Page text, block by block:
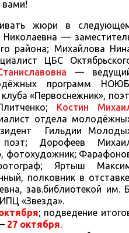
вами!
жюри в
Николаевна —
района; Михайлова
ЦБС
—
программ
«Первоснежник»,
Костин
отдела
Гильдии
поэт; Дорофеев
фотохудожник;
Яртыш
полковник в
зав.библиотекой им.
«Звезда».
; подведение
27 октября.